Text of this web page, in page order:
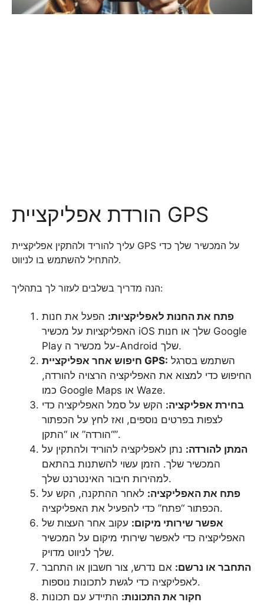
הורדת אפליקציית GPS
עליך להוריד ולהתקין אפליקציית GPS על המכשיר שלך כדי
להתחיל להשתמש בו לניווט.
הנה מדריך בשלבים לעזור לך בתהליך:
פתח את החנות לאפליקציות: הפעל את חנות
האפליקציות על מכשיר iOS שלך או חנות Google
Play על מכשיר ה-Android שלך.
חיפוש אחר אפליקציית GPS:
החיפוש כדי למצוא את האפליקציה הרצויה להורדה,
כמו Google Maps או Waze.
בחירת אפליקציה: הקש על סמל האפליקציה כדי
לצפות בפרטים נוספים, ואז לחץ על הכפתור
“הורדה” או “התקן”.
המתן להורדה: נתן לאפליקציה להוריד ולהתקין על
המכשיר שלך. הזמן עשוי להשתנות בהתאם
למהירות חיבור האינטרנט שלך.
פתח את האפליקציה: לאחר ההתקנה, הקש על
הכפתור “פתח” כדי להפעיל את האפליקציה.
אפשר שירותי מיקום: עקוב אחר העצות של
האפליקציה כדי לאפשר שירותי מיקום על המכשיר
שלך לניווט מדויק.
התחבר או נרשם: אם נדרש, צור חשבון או התחבר
לאפליקציה כדי לגשת לתכונות נוספות.
חקור את התכונות: התיידע עם תכונות